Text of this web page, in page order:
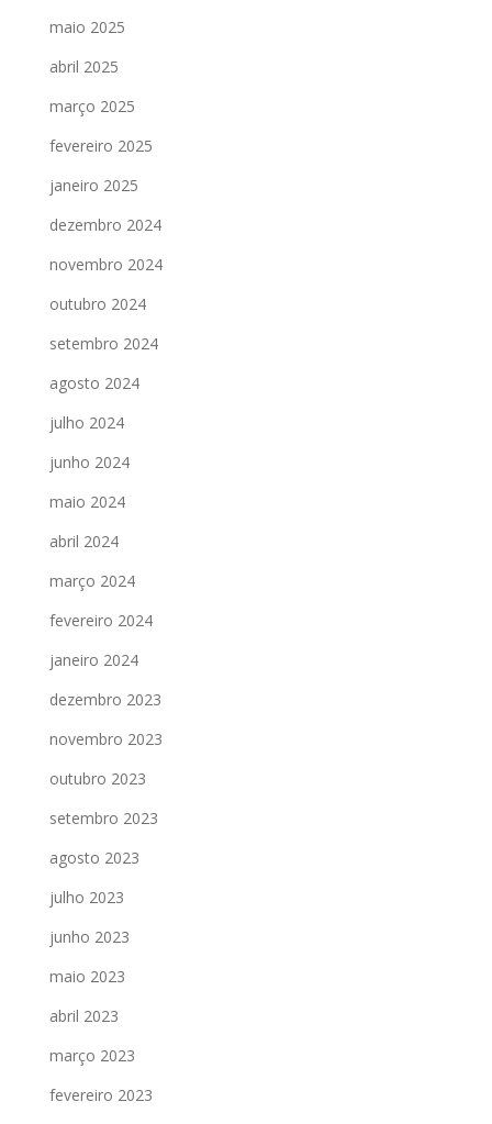
maio 2025
abril 2025
março 2025
fevereiro 2025
janeiro 2025
dezembro 2024
novembro 2024
outubro 2024
setembro 2024
agosto 2024
julho 2024
junho 2024
maio 2024
abril 2024
março 2024
fevereiro 2024
janeiro 2024
dezembro 2023
novembro 2023
outubro 2023
setembro 2023
agosto 2023
julho 2023
junho 2023
maio 2023
abril 2023
março 2023
fevereiro 2023